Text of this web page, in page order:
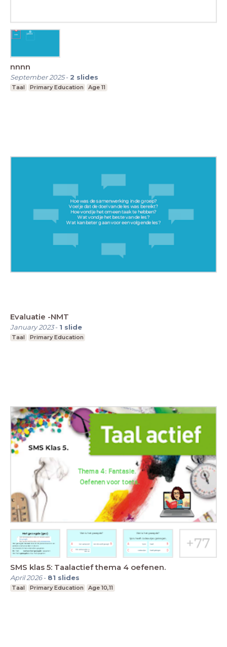
nnnn
September 2025- 2 slides
Taal Primary Education Age 11
Evaluatie -NMT
January 2023- 1 slide
Taal Primary Education
SMS klas 5: Taalactief thema 4 oefenen.
April 2026- 81 slides
Taal Primary Education Age 10,11